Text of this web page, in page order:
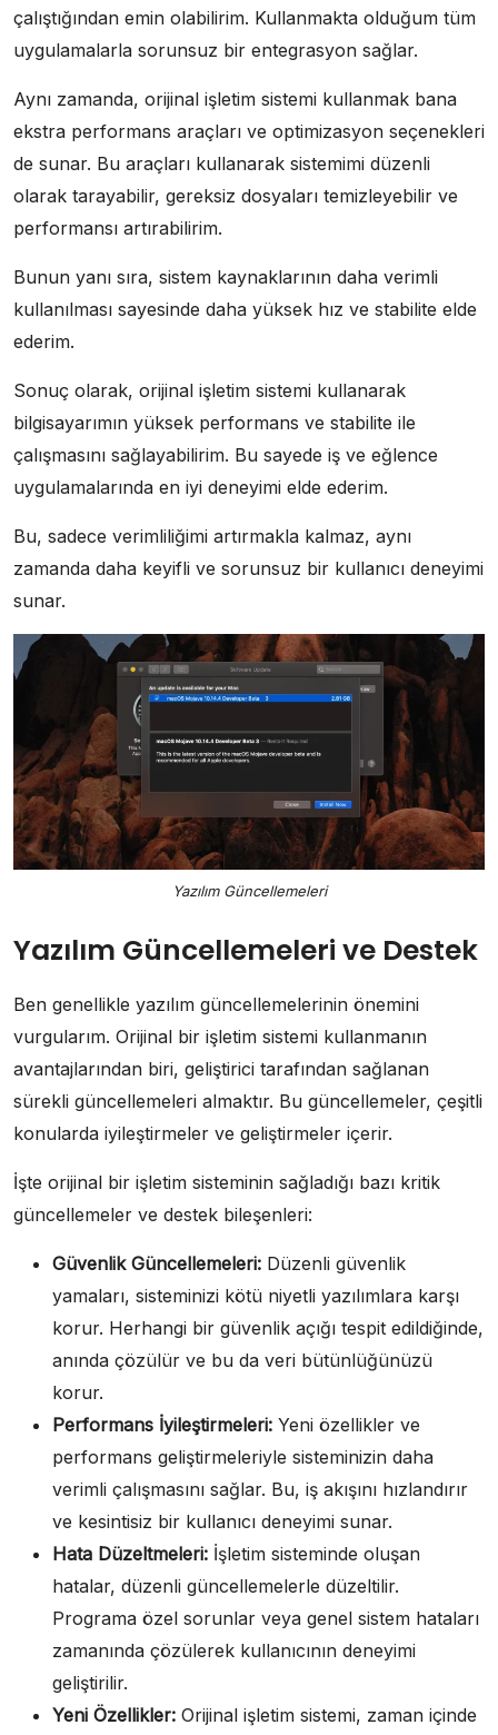
çalıştığından emin olabilirim. Kullanmakta olduğum tüm
uygulamalarla sorunsuz bir entegrasyon sağlar.
Aynı zamanda, orijinal işletim sistemi kullanmak bana
ekstra performans araçları ve optimizasyon seçenekleri
de sunar. Bu araçları kullanarak sistemimi düzenli
olarak tarayabilir, gereksiz dosyaları temizleyebilir ve
performansı artırabilirim.
Bunun yanı sıra, sistem kaynaklarının daha verimli
kullanılması sayesinde daha yüksek hız ve stabilite elde
ederim.
Sonuç olarak, orijinal işletim sistemi kullanarak
bilgisayarımın yüksek performans ve stabilite ile
çalışmasını sağlayabilirim. Bu sayede iş ve eğlence
uygulamalarında en iyi deneyimi elde ederim.
Bu, sadece verimliliğimi artırmakla kalmaz, aynı
zamanda daha keyifli ve sorunsuz bir kullanıcı deneyimi
sunar.
Yazılım Güncellemeleri
Yazılım Güncellemeleri ve Destek
Ben genellikle yazılım güncellemelerinin önemini
vurgularım. Orijinal bir işletim sistemi kullanmanın
avantajlarından biri, geliştirici tarafından sağlanan
sürekli güncellemeleri almaktır. Bu güncellemeler, çeşitli
konularda iyileştirmeler ve geliştirmeler içerir.
İşte orijinal bir işletim sisteminin sağladığı bazı kritik
güncellemeler ve destek bileşenleri:
Güvenlik Güncellemeleri: Düzenli güvenlik
yamaları, sisteminizi kötü niyetli yazılımlara karşı
korur. Herhangi bir güvenlik açığı tespit edildiğinde,
anında çözülür ve bu da veri bütünlüğünüzü
korur.
Performans İyileştirmeleri: Yeni özellikler ve
performans geliştirmeleriyle sisteminizin daha
verimli çalışmasını sağlar. Bu, iş akışını hızlandırır
ve kesintisiz bir kullanıcı deneyimi sunar.
Hata Düzeltmeleri: İşletim sisteminde oluşan
hatalar, düzenli güncellemelerle düzeltilir.
Programa özel sorunlar veya genel sistem hataları
zamanında çözülerek kullanıcının deneyimi
geliştirilir.
Yeni Özellikler: Orijinal işletim sistemi, zaman içinde